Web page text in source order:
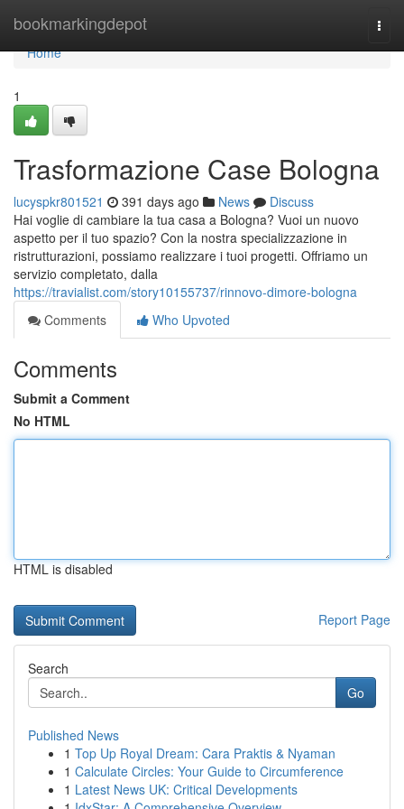
bookmarkingdepot
Home
Home
1
Trasformazione Case Bologna
lucyspkr801521 391 days ago News
Discuss
Hai voglie di cambiare la tua casa a Bologna? Vuoi un nuovo
aspetto per il tuo spazio? Con la nostra specializzazione in
ristrutturazioni, possiamo realizzare i tuoi progetti. Offriamo un
servizio completato, dalla
https://travialist.com/story10155737/rinnovo-dimore-bologna
Comments
Who Upvoted
Comments
Submit a Comment
No HTML
HTML is disabled
Report Page
Search
Go
Published News
1 Top Up Royal Dream: Cara Praktis & Nyaman
1 Calculate Circles: Your Guide to Circumference
1 Latest News UK: Critical Developments